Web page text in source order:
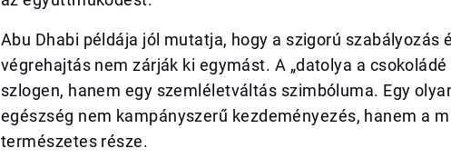
Abu Dhabi példája jól mutatja, hogy a szigorú szabályozás
végrehajtás nem zárják ki egymást. A „datolya a
szlogen, hanem egy szemléletváltás szimbóluma. Egy
egészség nem kampányszerű kezdeményezés, hanem a
természetes része.